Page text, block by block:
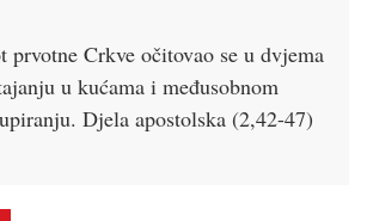
prvotne Crkve očitovao se u dvjema
u kućama i međusobnom
Djela apostolska (2,42-47)